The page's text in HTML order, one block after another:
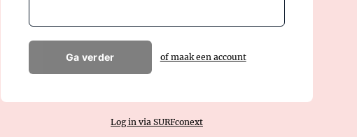
Ga verder of maak een account
Log in via SURFconext